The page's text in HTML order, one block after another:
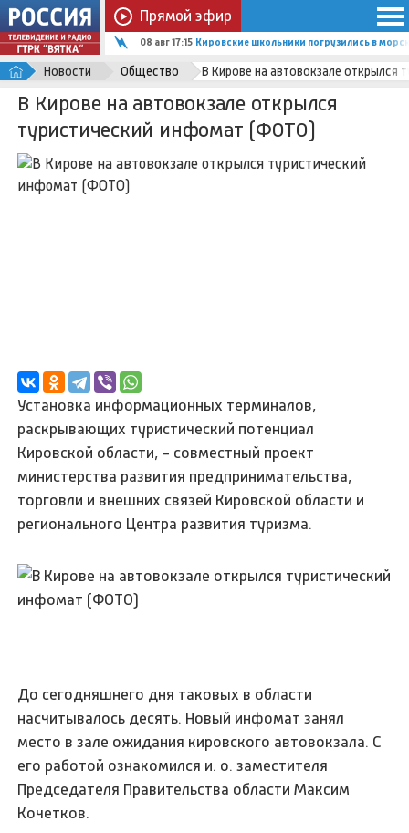
Прямой эфир
08 авг 17:15 Кировские школьники погрузились в
Новости Общество В Кирове на автовокзале
В Кирове на автовокзале открылся
туристический инфомат (ФОТО)
Установка информационных терминалов,
раскрывающих туристический потенциал
Кировской области, - совместный проект
министерства развития предпринимательства,
торговли и внешних связей Кировской области и
регионального Центра развития туризма.
До сегодняшнего дня таковых в области
насчитывалось десять. Новый инфомат занял
место в зале ожидания кировского автовокзала. С
его работой ознакомился и. о. заместителя
Председателя Правительства области Максим
Кочетков.